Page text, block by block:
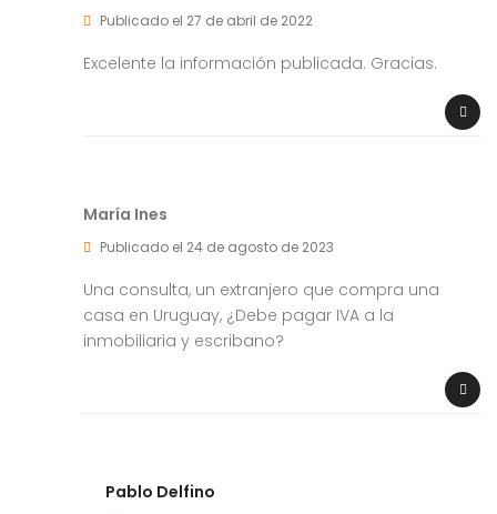
Publicado el 27 de abril de 2022
Excelente la información publicada. Gracias.
María Ines
Publicado el 24 de agosto de 2023
Una consulta, un extranjero que compra una
casa en Uruguay, ¿Debe pagar IVA a la
inmobiliaria y escribano?
Pablo Delfino